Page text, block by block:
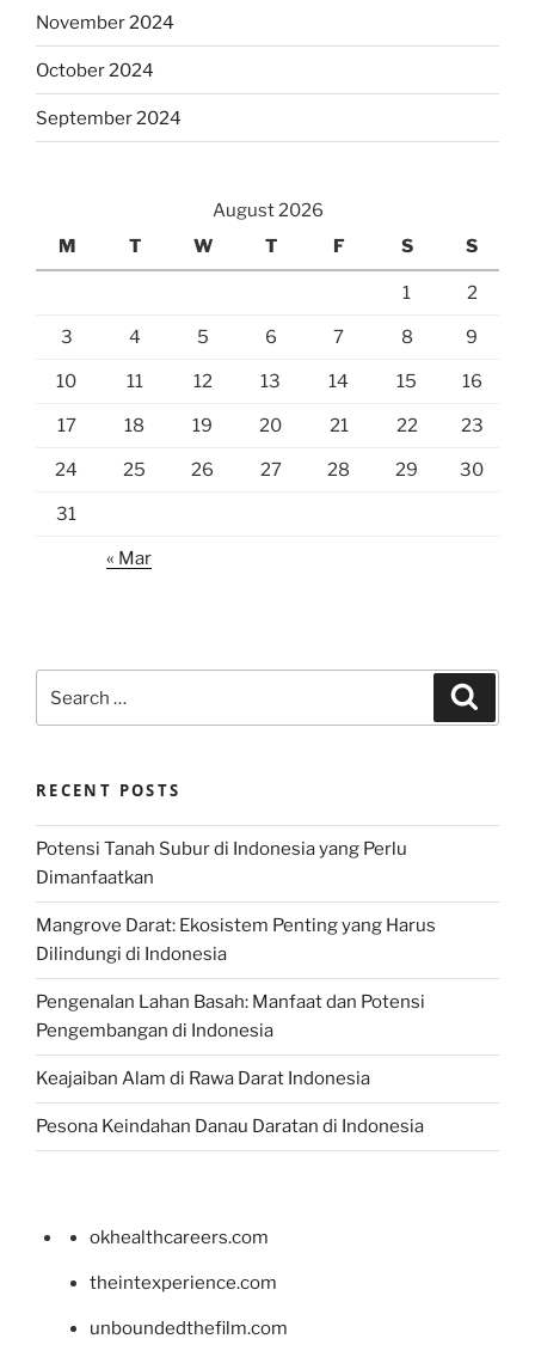
November 2024
October 2024
September 2024
August 2026
M
T W T F S S
1 2
3 4 5 6 7 8 9
10 11 12 13 14 15 16
17 18 19 20 21 22 23
24 25 26 27 28 29 30
31
« Mar
for:
RECENT POSTS
Potensi Tanah Subur di Indonesia yang Perlu
Dimanfaatkan
Mangrove Darat: Ekosistem Penting yang Harus
Dilindungi di Indonesia
Pengenalan Lahan Basah: Manfaat dan Potensi
Pengembangan di Indonesia
Keajaiban Alam di Rawa Darat Indonesia
Pesona Keindahan Danau Daratan di Indonesia
okhealthcareers.com
theintexperience.com
unboundedthefilm.com